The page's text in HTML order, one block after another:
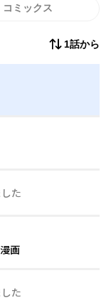
コミックス
1話から
た
画
た